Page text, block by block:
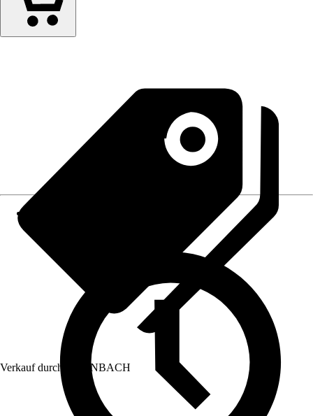
Verkauf durch: HORNBACH